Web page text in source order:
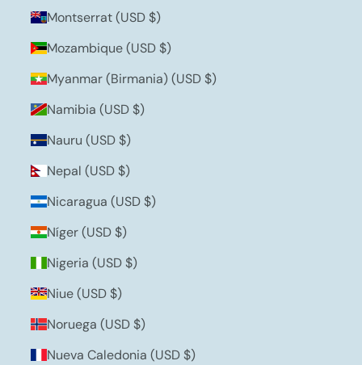
Montserrat (USD $)
Mozambique (USD $)
Myanmar (Birmania) (USD $)
Namibia (USD $)
Nauru (USD $)
Nepal (USD $)
Nicaragua (USD $)
Níger (USD $)
Nigeria (USD $)
Niue (USD $)
Noruega (USD $)
Nueva Caledonia (USD $)